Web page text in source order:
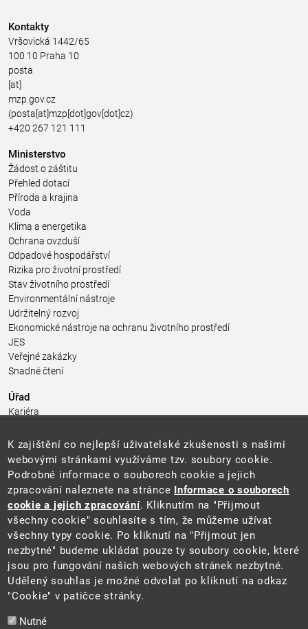
Kontakty
Vršovická 1442/65
100 10 Praha 10
posta
[at]
mzp.gov.cz
(posta[at]mzp[dot]gov[dot]cz)
+420 267 121 111
Ministerstvo
Žádost o záštitu
Přehled dotací
Příroda a krajina
Voda
Klima a energetika
Ochrana ovzduší
Odpadové hospodářství
Rizika pro životní prostředí
Stav životního prostředí
Environmentální nástroje
Udržitelný rozvoj
Ekonomické nástroje na ochranu životního prostředí
JES
Veřejné zakázky
Snadné čtení
Úřad
Kariéra
Pro média a veřejnost
Povinně zveřejňované informace
Kontakty
Přistupnost budovy úřadu MŽP
(PDF, 204 kB)
Web
Aktuality
Ochrana osobních údajů
Prohlášení o přístupnosti
Zásady používání cookies
Mapa webu
K zajištění co nejlepší uživatelské zkušenosti s našimi
webovými stránkami využíváme tzv. soubory cookie.
Podrobné informace o souborech cookie a jejich
zpracování naleznete na stránce Informace o souborech
cookie a jejich zpracování. Kliknutím na "Přijmout
všechny cookie" souhlasíte s tím, že můžeme užívat
všechny typy cookie. Po kliknutí na "Přijmout jen
nezbytné" budeme ukládat pouze ty soubory cookie, které
jsou pro fungování našich webových stránek nezbytné.
Udělený souhlas je možné odvolat po kliknutí na odkaz
"Cookie" v patičce stránky.
Nutné